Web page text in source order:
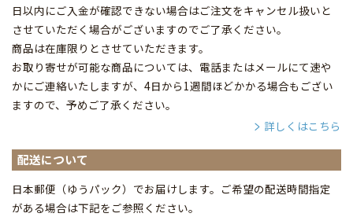
日以内にご入金が確認できない場合はご注文をキャンセル扱いと
させていただく場合がございますのでご了承ください。
商品は在庫限りとさせていただきます。
お取り寄せが可能な商品については、電話またはメールにて速や
かにご連絡いたしますが、4日から1週間ほどかかる場合もござい
ますので、予めご了承ください。
詳しくはこちら
配送について
日本郵便（ゆうパック）でお届けします。ご希望の配送時間指定
がある場合は下記をご参照ください。